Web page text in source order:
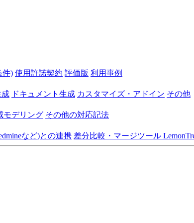
件) 使用許諾契約 評価版 利用事例
成 ドキュメント生成 カスタマイズ・アドイン その他
モデリング その他の対応記法
など)との連携 差分比較・マージツール